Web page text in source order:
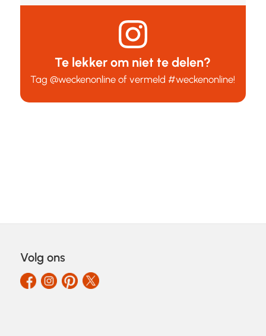
Te lekker om niet te delen?
Tag@weckenonline of vermeld#weckenonline!
Volg ons